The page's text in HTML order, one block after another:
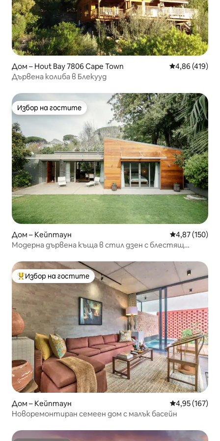
Дом – Hout Bay 7806 Cape Town Средна
4,86 (419)
Дървена колиба в Блекууд
Избор на гостите
Избор на гостите
Дом – Кейптаун Средна
4,87 (150)
Модерна дървена къща в стил дзен с блестящ
Най-популярен избор на гостите
Избор на гостите
Дом – Кейптаун Средна
4,95 (167)
Новоремонтиран семеен дом с малък басейн